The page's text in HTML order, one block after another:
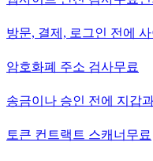
방문, 결제, 로그인 전에
암호화폐 주소 검사무료
송금이나 승인 전에 지갑
토큰 컨트랙트 스캐너 무료